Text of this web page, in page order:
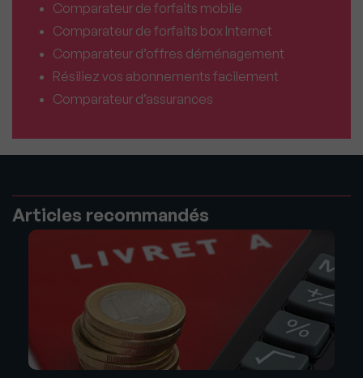
Comparateur de forfaits mobile
Comparateur de forfaits box Internet
Comparateur d’offres déménagement
Résiliez vos abonnements facilement
Comparateur d’assurances
Articles recommandés